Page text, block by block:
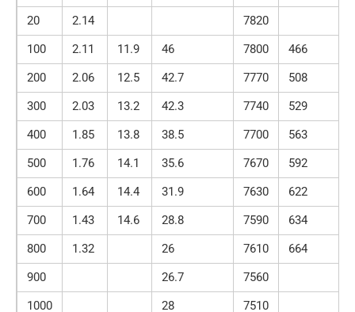
20 2.14
7820
100
2.11 11.9 46 7800
466
200
2.06 12.5 42.7 7770
508
300
2.03 13.2 42.3 7740
529
400
1.85 13.8 38.5 7700
563
500
1.76 14.1 35.6 7670
592
600
1.64 14.4 31.9 7630
622
700
1.43 14.6 28.8 7590
634
800
1.32 26 7610
664
900
26.7
7560
1000
28 7510